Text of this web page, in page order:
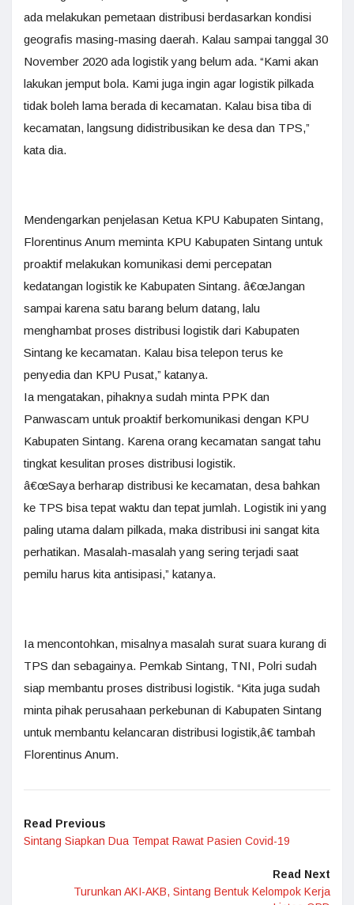
ada melakukan pemetaan distribusi berdasarkan kondisi
geografis masing-masing daerah. Kalau sampai tanggal 30
November 2020 ada logistik yang belum ada. “Kami akan
lakukan jemput bola. Kami juga ingin agar logistik pilkada
tidak boleh lama berada di kecamatan. Kalau bisa tiba di
kecamatan, langsung didistribusikan ke desa dan TPS,”
kata dia.
Mendengarkan penjelasan Ketua KPU Kabupaten Sintang,
Florentinus Anum meminta KPU Kabupaten Sintang untuk
proaktif melakukan komunikasi demi percepatan
kedatangan logistik ke Kabupaten Sintang. â€œJangan
sampai karena satu barang belum datang, lalu
menghambat proses distribusi logistik dari Kabupaten
Sintang ke kecamatan. Kalau bisa telepon terus ke
penyedia dan KPU Pusat,” katanya.
Ia mengatakan, pihaknya sudah minta PPK dan
Panwascam untuk proaktif berkomunikasi dengan KPU
Kabupaten Sintang. Karena orang kecamatan sangat tahu
tingkat kesulitan proses distribusi logistik.
â€œSaya berharap distribusi ke kecamatan, desa bahkan
ke TPS bisa tepat waktu dan tepat jumlah. Logistik ini yang
paling utama dalam pilkada, maka distribusi ini sangat kita
perhatikan. Masalah-masalah yang sering terjadi saat
pemilu harus kita antisipasi,” katanya.
Ia mencontohkan, misalnya masalah surat suara kurang di
TPS dan sebagainya. Pemkab Sintang, TNI, Polri sudah
siap membantu proses distribusi logistik. “Kita juga sudah
minta pihak perusahaan perkebunan di Kabupaten Sintang
untuk membantu kelancaran distribusi logistik,â€ tambah
Florentinus Anum.
Read Previous
Sintang Siapkan Dua Tempat Rawat Pasien Covid-19
Read Next
Turunkan AKI-AKB, Sintang Bentuk Kelompok Kerja